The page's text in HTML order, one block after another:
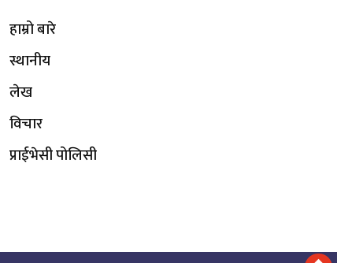
हाम्रो बारे
स्थानीय
लेख
विचार
प्राईभेसी पोलिसी